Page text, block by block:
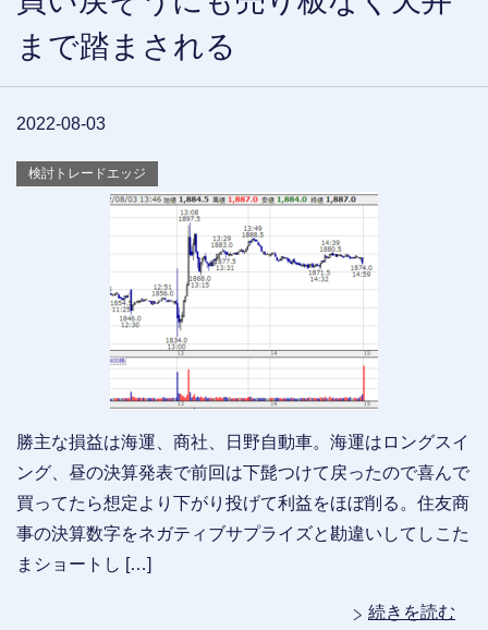
まで踏まされる
2022-08-03
検討トレードエッジ
勝主な損益は海運、商社、日野自動車。海運はロングスイ
ング、昼の決算発表で前回は下髭つけて戻ったので喜んで
買ってたら想定より下がり投げて利益をほぼ削る。住友商
事の決算数字をネガティブサプライズと勘違いしてしこた
まショートし […]
続きを読む